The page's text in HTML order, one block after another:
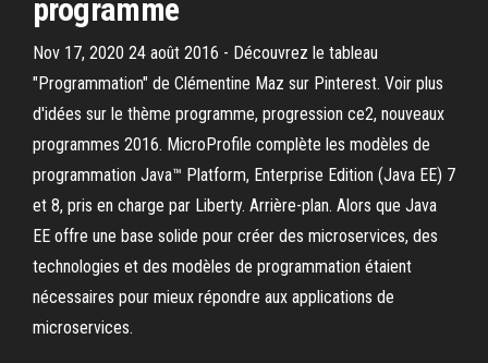
programme
Nov 17, 2020 24 août 2016 - Découvrez le tableau
"Programmation" de Clémentine Maz sur Pinterest. Voir plus
d'idées sur le thème programme, progression ce2, nouveaux
programmes 2016. MicroProfile complète les modèles de
programmation Java™ Platform, Enterprise Edition (Java EE) 7
et 8, pris en charge par Liberty. Arrière-plan. Alors que Java
EE offre une base solide pour créer des microservices, des
technologies et des modèles de programmation étaient
nécessaires pour mieux répondre aux applications de
microservices.